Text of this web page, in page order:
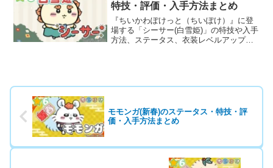
特技・評価・入手方法まとめ
『ちいかわぽけっと（ちいぽけ）』に登
場する「シーサー(白雪姫)」の特技や入手
方法、ステータス、衣装レベルアップ・
モモンガ(新春)のステータス・特技・評
価・入手方法まとめ